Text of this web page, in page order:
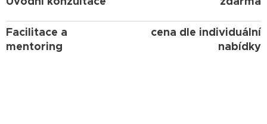
Facilitace a
mentoring
cena dle individuální
nabídky